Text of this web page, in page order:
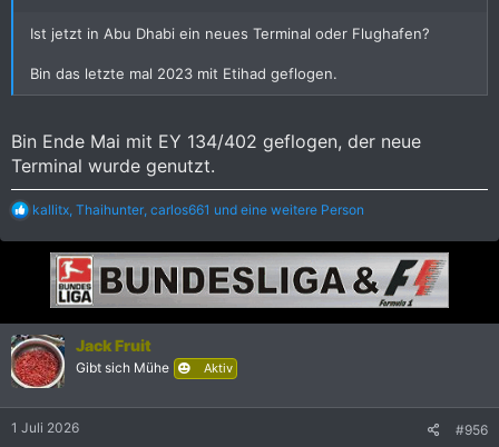
Ist jetzt in Abu Dhabi ein neues Terminal oder Flughafen?
Bin das letzte mal 2023 mit Etihad geflogen.
Bin Ende Mai mit EY 134/402 geflogen, der neue
Terminal wurde genutzt.
R
a
n
e
n
:
kallitx Thaihunter carlos661 und eine weitere Person
Jack Fruit
Gibt sich Mühe Aktiv
1 Juli 2026 #956